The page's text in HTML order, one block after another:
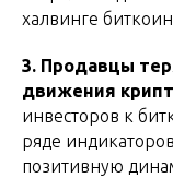
халвинге
3. Продавцы
движения
инвесторов к
ряде
позитивную